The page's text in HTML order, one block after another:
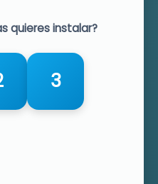
quieres instalar?
3